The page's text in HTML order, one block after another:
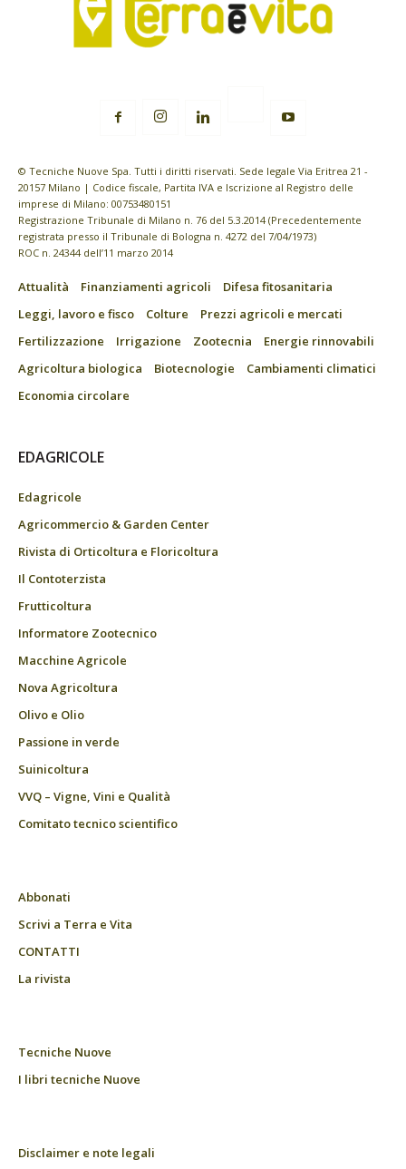
© Tecniche Nuove Spa. Tutti i diritti riservati. Sede legale Via Eritrea 21 -
20157 Milano | Codice fiscale, Partita IVA e Iscrizione al Registro delle
imprese di Milano: 00753480151
Registrazione Tribunale di Milano n. 76 del 5.3.2014 (Precedentemente
registrata presso il Tribunale di Bologna n. 4272 del 7/04/1973)
ROC n. 24344 dell’11 marzo 2014
Attualità Finanziamenti agricoli
Difesa fitosanitaria
Leggi, lavoro e fisco
Colture
Prezzi agricoli e mercati
Fertilizzazione
Irrigazione Zootecnia
Energie rinnovabili
Agricoltura biologica
Biotecnologie
Cambiamenti climatici
Economia circolare
EDAGRICOLE
Edagricole
Agricommercio & Garden Center
Rivista di Orticoltura e Floricoltura
Il Contoterzista
Frutticoltura
Informatore Zootecnico
Macchine Agricole
Nova Agricoltura
Olivo e Olio
Passione in verde
Suinicoltura
VVQ – Vigne, Vini e Qualità
Comitato tecnico scientifico
Abbonati
Scrivi a Terra e Vita
CONTATTI
La rivista
Tecniche Nuove
I libri tecniche Nuove
Disclaimer e note legali